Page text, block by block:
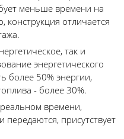
меньше времени на
конструкция отличается
так и
энергетического
более 50% энергии,
- более 30%.
времени,
передаются, присутствует